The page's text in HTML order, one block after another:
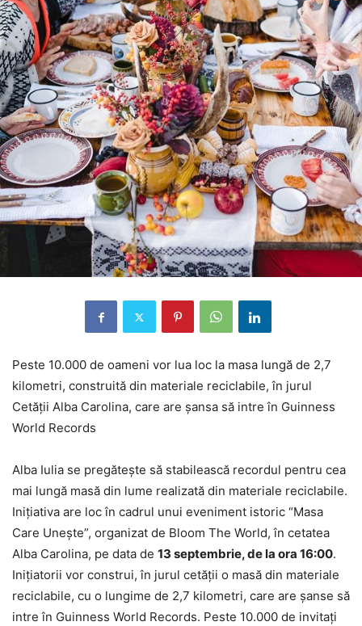
Peste 10.000 de oameni vor lua loc la masa lungă de 2,7
kilometri, construită din materiale reciclabile, în jurul
Cetății Alba Carolina, care are șansa să intre în Guinness
World Records
Alba Iulia se pregătește să stabilească recordul pentru cea
mai lungă masă din lume realizată din materiale reciclabile.
Inițiativa are loc în cadrul unui eveniment istoric “Masa
Care Unește”, organizat de Bloom The World, în cetatea
Alba Carolina, pe data de 13 septembrie, de la ora 16:00.
Inițiatorii vor construi, în jurul cetății o masă din materiale
reciclabile, cu o lungime de 2,7 kilometri, care are șanse să
intre în Guinness World Records. Peste 10.000 de invitați